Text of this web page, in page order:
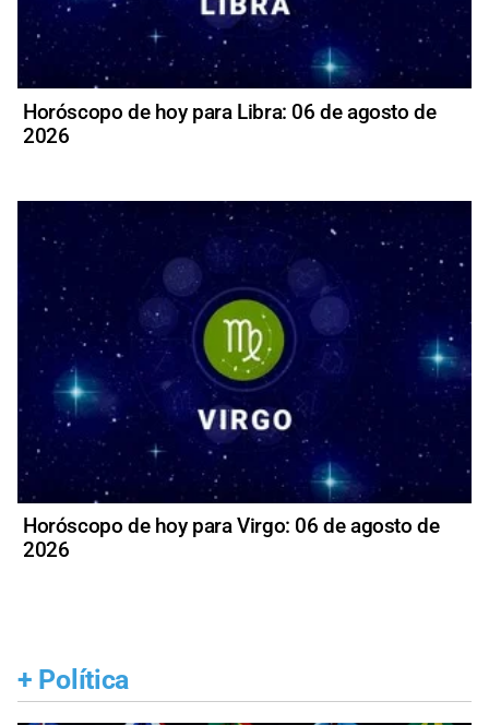
Horóscopo de hoy para Libra: 06 de agosto de
2026
Horóscopo de hoy para Virgo: 06 de agosto de
2026
+ Política